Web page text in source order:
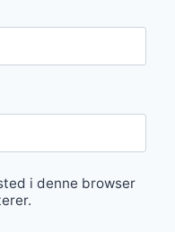
i denne browser